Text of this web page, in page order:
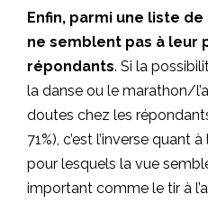
Enfin, parmi une liste
ne semblent pas à leur
répondants. Si la
la danse ou le marathon/
doutes chez les
71%), c’est l’inverse quant
pour lesquels la vue
important comme le tir à